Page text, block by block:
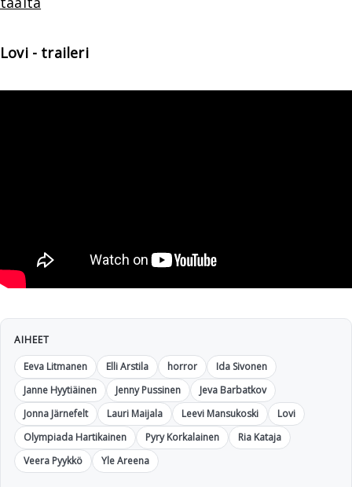
Lovi - traileri
AIHEET
Eeva Litmanen
Elli Arstila horror
Ida Sivonen
Janne Hyytiäinen
Jenny Pussinen
Jeva Barbatkov
Jonna Järnefelt
Lauri Maijala Leevi Mansukoski
Lovi
Olympiada Hartikainen
Pyry Korkalainen
Ria Kataja
Veera Pyykkö
Yle Areena